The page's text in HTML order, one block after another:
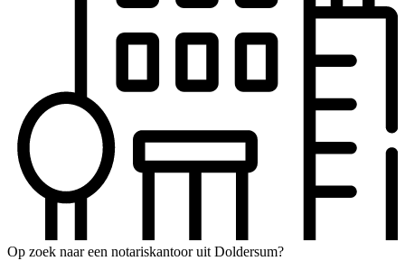
Op zoek naar een notariskantoor uit Doldersum?